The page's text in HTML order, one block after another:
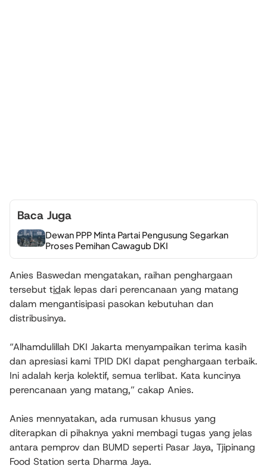
Baca Juga
Dewan PPP Minta Partai Pengusung Segarkan
Proses Pemihan Cawagub DKI
Anies Baswedan mengatakan, raihan penghargaan
tersebut tidak lepas dari perencanaan yang matang
dalam mengantisipasi pasokan kebutuhan dan
distribusinya.
“Alhamdulillah DKI Jakarta menyampaikan terima kasih
dan apresiasi kami TPID DKI dapat penghargaan terbaik.
Ini adalah kerja kolektif, semua terlibat. Kata kuncinya
perencanaan yang matang,” cakap Anies.
Anies mennyatakan, ada rumusan khusus yang
diterapkan di pihaknya yakni membagi tugas yang jelas
antara pemprov dan BUMD seperti Pasar Jaya, Tjipinang
Food Station serta Dharma Jaya.